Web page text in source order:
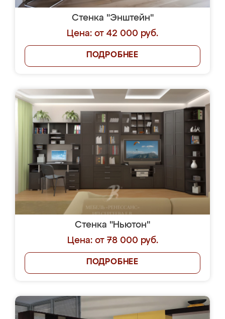
Стенка "Энштейн"
Цена: от 42 000 руб.
ПОДРОБНЕЕ
Стенка "Ньютон"
Цена: от 78 000 руб.
ПОДРОБНЕЕ